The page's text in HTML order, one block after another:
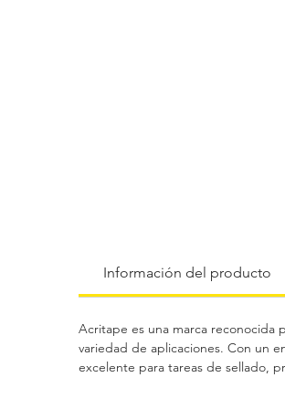
Información del producto
Acritape es una marca reconocida
variedad de aplicaciones. Con un
excelente para tareas de sellado,